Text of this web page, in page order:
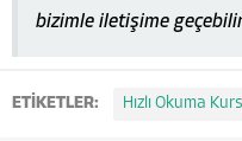
bizimle iletişime
ETİKETLER: Hızlı Okuma